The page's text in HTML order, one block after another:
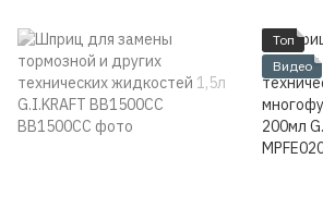
Топ
Видео